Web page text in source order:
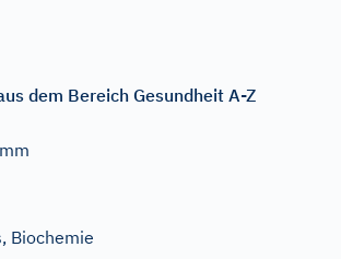
dem Bereich Gesundheit A-Z
Biochemie